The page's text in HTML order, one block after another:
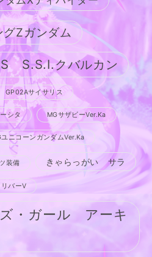
Zガンダム
S.S.I.クバルカン
GP02Aサイサリス
シタ MGサザビーVer.Ka
ユニコーンガンダムVer.Ka
装備 きゃらっがい サラ
バーV
・ガール アーキ